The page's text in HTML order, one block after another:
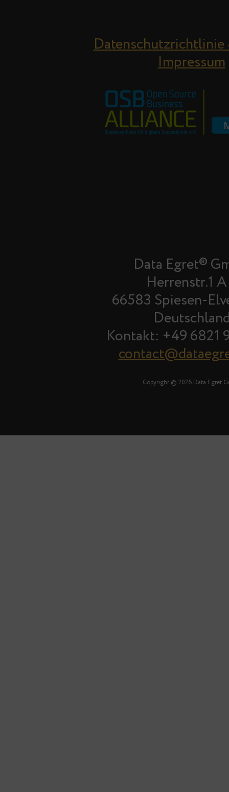
Datenschutzrichtlinie
Impressum
Data Egret®
Herrenstr.1
66583 Spiesen-
Kontakt: +49 6821
Copyright © 2026 Data Egret